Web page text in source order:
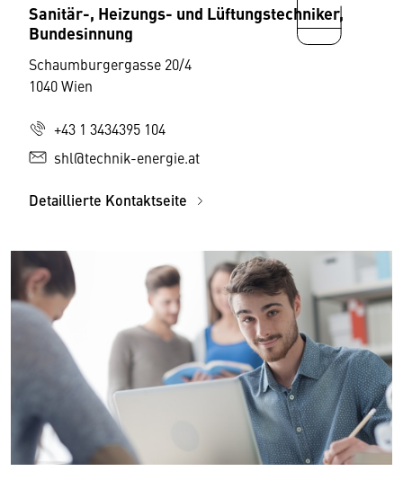
Sanitär-, Heizungs- und Lüftungstechniker,
Bundesinnung
Schaumburgergasse 20/4
1040 Wien
+43 1 3434395 104
shl@technik-energie.at
Detaillierte Kontaktseite